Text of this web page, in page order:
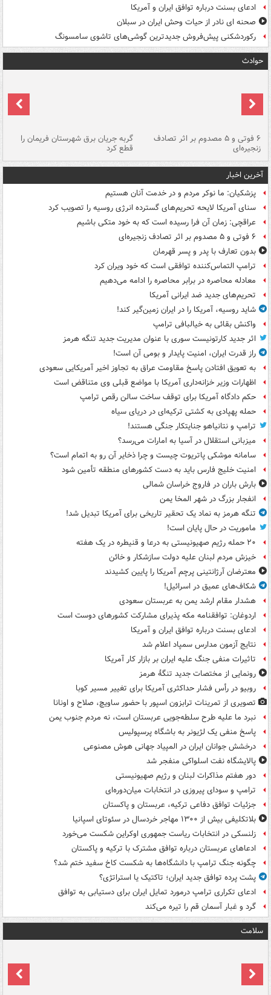
ادعای بسنت درباره توافق ایران و آمریکا
صحنه ای نادر از حیات وحش ایران در سبلان
رکوردشکنی پیش‌فروش جدیدترین گوشی‌های تاشوی سامسونگ
حوادث
۶ فوتی و ۵ مصدوم بر اثر تصادف
زنجیره‌ای
گربه جریان برق شهرستان فریمان را
قطع کرد
آخرین اخبار
پزشکیان: ما نوکر مردم و در خدمت آنان هستیم
سنای آمریکا لایحه تحریم‌های گسترده انرژی روسیه را تصویب کرد
عراقچی: زمان آن فرا رسیده است که به خود متکی باشیم
۶ فوتی و ۵ مصدوم بر اثر تصادف زنجیره‌ای
بدون تعارف با پدر و پسر قهرمان
ترامپ التماس‌کننده توافقی است که خود ویران کرد
معادله محاصره در برابر محاصره را ادامه می‌دهیم
تحریم‌های جدید ضد ایرانی آمریکا
شاید روسیه، آمریکا را در ایران زمین‌گیر کند!
واکنش بقائی به خیالبافی ترامپ
اثر جدید کارتونیست سوری با عنوان مدیریت جدید تنگه هرمز
راز قدرت ایران، امنیت پایدار و بومی آن است!
به تعویق افتادن پاسخ مقاومت عراق به تجاوز اخیر آمریکایی سعودی
اظهارات وزیر خزانه‌داری آمریکا با مواضع قبلی وی متناقض است
حکم دادگاه آمریکا برای توقف ساخت سالن رقص ترامپ
حمله پهپادی به کشتی ترکیه‌ای در دریای سیاه
ترامپ و نتانیاهو جنایتکار جنگی هستند!
میزبانی استقلال در آسیا به امارات می‌رسد؟
سامانه موشکی پاتریوت چیست و چرا ذخایر آن رو به اتمام است؟
امنیت خلیج فارس باید به دست کشورهای منطقه تأمین شود
بارش باران در فاروج خراسان شمالی
انفجار بزرگ در شهر المخا یمن
تنگه هرمز به نماد یک تحقیر تاریخی برای آمریکا تبدیل شد!
ماموریت در حال پایان است!
۲۰ حمله رژیم صهیونیستی به درعا و قنیطره در یک هفته
خیزش مردم لبنان علیه دولت سازشکار و خائن
معترضان آرژانتینی پرچم آمریکا را پایین کشیدند
شکاف‌های عمیق در اسرائیل!
هشدار مقام ارشد یمن به عربستان سعودی
اردوغان: توافقنامه مکه پذیرای مشارکت کشورهای دوست است
ادعای بسنت درباره توافق ایران و آمریکا
نتایج آزمون مدارس سمپاد اعلام شد
تاثیرات منفی جنگ علیه ایران بر بازار کار آمریکا
رونمایی از مختصات جدید تنگۀ هرمز
روبیو در رأس فشار حداکثری آمریکا برای تغییر مسیر کوبا
تصویری از تمرینات ترابزون اسپور با حضور ساویچ، صلاح و اونانا
نبرد ما علیه طرح سلطه‌جویی عربستان است، نه مردم جنوب یمن
پاسخ منفی یک لژیونر به باشگاه پرسپولیس
درخشش جوانان ایران در المپیاد جهانی هوش مصنوعی
پالایشگاه نفت اسلواکی منفجر شد
دور هفتم مذاکرات لبنان و رژیم صهیونیستی
ترامپ و سودای پیروزی در انتخابات میان‌دوره‌ای
جزئیات توافق دفاعی ترکیه، عربستان و پاکستان
بلاتکلیفی بیش از ۱۳۰۰ مهاجر خردسال در سئوتای اسپانیا
زلنسکی در انتخابات ریاست جمهوری اوکراین شکست می‌خورد
ادعاهای عربستان درباره توافق مشترک با ترکیه و پاکستان
چگونه جنگ ترامپ با دانشگاه‌ها به شکست کاخ سفید ختم شد؟
پشت پرده توافق جدید ایران؛ تاکتیک یا استراتژی؟
ادعای تکراری ترامپ درمورد تمایل ایران برای دستیابی به توافق
گرد و غبار آسمان قم را تیره می‌کند
سلامت